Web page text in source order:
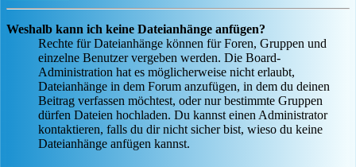
Weshalb kann ich keine Dateianhänge anfügen?
Rechte für Dateianhänge können für Foren, Gruppen und
einzelne Benutzer vergeben werden. Die Board-
Administration hat es möglicherweise nicht erlaubt,
Dateianhänge in dem Forum anzufügen, in dem du deinen
Beitrag verfassen möchtest, oder nur bestimmte Gruppen
dürfen Dateien hochladen. Du kannst einen Administrator
kontaktieren, falls du dir nicht sicher bist, wieso du keine
Dateianhänge anfügen kannst.